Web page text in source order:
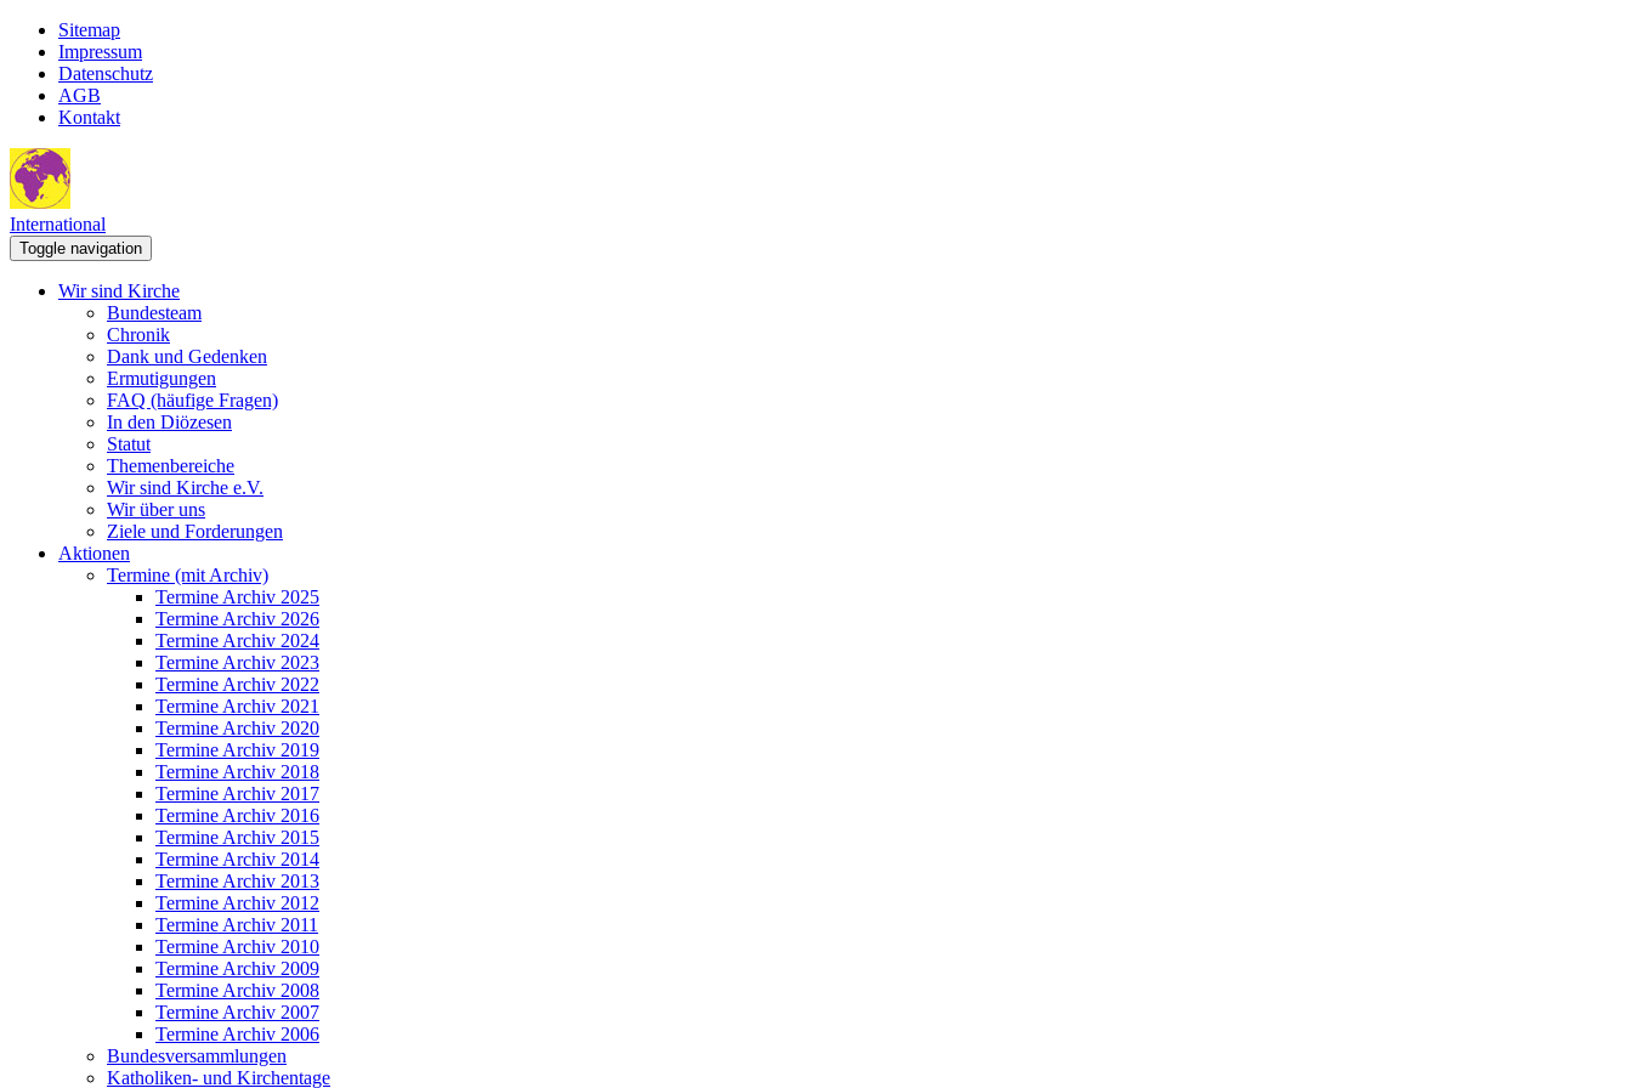
Sitemap
Impressum
Datenschutz
AGB
Kontakt
International
Toggle navigation
Wir sind Kirche
Bundesteam
Chronik
Dank und Gedenken
Ermutigungen
FAQ (häufige Fragen)
In den Diözesen
Statut
Themenbereiche
Wir sind Kirche e.V.
Wir über uns
Ziele und Forderungen
Aktionen
Termine (mit Archiv)
Termine Archiv 2025
Termine Archiv 2026
Termine Archiv 2024
Termine Archiv 2023
Termine Archiv 2022
Termine Archiv 2021
Termine Archiv 2020
Termine Archiv 2019
Termine Archiv 2018
Termine Archiv 2017
Termine Archiv 2016
Termine Archiv 2015
Termine Archiv 2014
Termine Archiv 2013
Termine Archiv 2012
Termine Archiv 2011
Termine Archiv 2010
Termine Archiv 2009
Termine Archiv 2008
Termine Archiv 2007
Termine Archiv 2006
Bundesversammlungen
Katholiken- und Kirchentage